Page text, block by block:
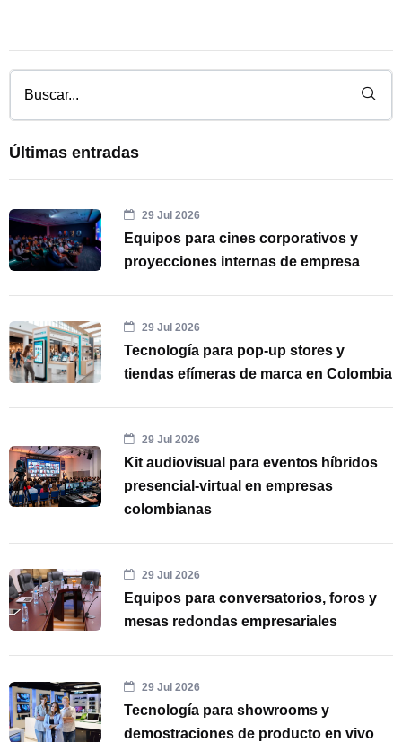
Últimas entradas
29 Jul 2026
Equipos para cines corporativos y
proyecciones internas de empresa
29 Jul 2026
Tecnología para pop-up stores y
tiendas efímeras de marca en Colombia
29 Jul 2026
Kit audiovisual para eventos híbridos
presencial-virtual en empresas
colombianas
29 Jul 2026
Equipos para conversatorios, foros y
mesas redondas empresariales
29 Jul 2026
Tecnología para showrooms y
demostraciones de producto en vivo